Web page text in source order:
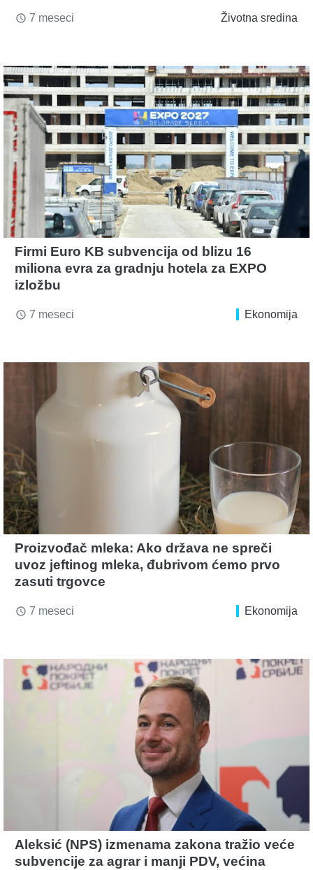
access_time 7 meseci Životna sredina
Firmi Euro KB subvencija od blizu 16
miliona evra za gradnju hotela za EXPO
izložbu
access_time 7 meseci Ekonomija
Proizvođač mleka: Ako država ne spreči
uvoz jeftinog mleka, đubrivom ćemo prvo
zasuti trgovce
access_time 7 meseci Ekonomija
Aleksić (NPS) izmenama zakona tražio veće
subvencije za agrar i manji PDV, većina